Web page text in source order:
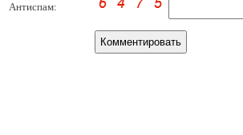
Антиспам: